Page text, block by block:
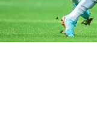
quando o clube
Assim, Luís Castro
aumentar o poder